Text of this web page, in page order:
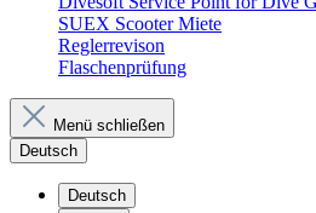
SUEX Scooter Miete
Reglerrevison
Flaschenprüfung
Menü schließen
Deutsch
Deutsch